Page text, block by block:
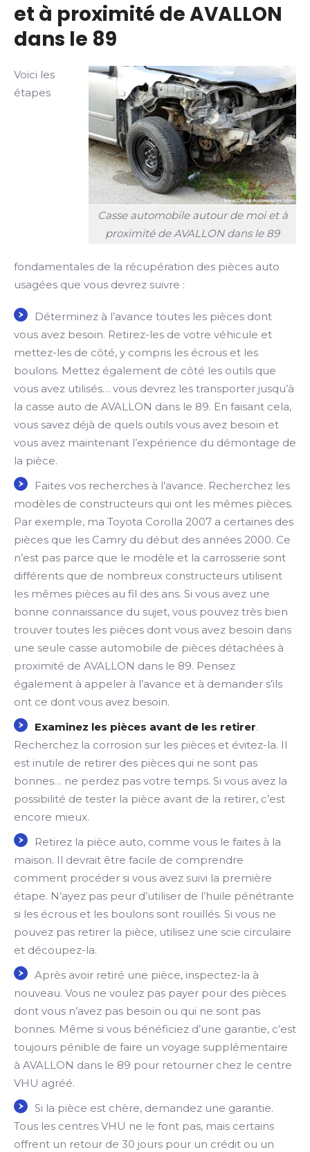
et à proximité de AVALLON
dans le 89
Casse automobile autour de moi et à
proximité de AVALLON dans le 89
Voici les
étapes
fondamentales de la récupération des pièces auto
usagées que vous devrez suivre :
Déterminez à l’avance toutes les pièces dont
vous avez besoin. Retirez-les de votre véhicule et
mettez-les de côté, y compris les écrous et les
boulons. Mettez également de côté les outils que
vous avez utilisés… vous devrez les transporter jusqu’à
la casse auto de AVALLON dans le 89. En faisant cela,
vous savez déjà de quels outils vous avez besoin et
vous avez maintenant l’expérience du démontage de
la pièce.
Faites vos recherches à l’avance. Recherchez les
modèles de constructeurs qui ont les mêmes pièces.
Par exemple, ma Toyota Corolla 2007 a certaines des
pièces que les Camry du début des années 2000. Ce
n’est pas parce que le modèle et la carrosserie sont
différents que de nombreux constructeurs utilisent
les mêmes pièces au fil des ans. Si vous avez une
bonne connaissance du sujet, vous pouvez très bien
trouver toutes les pièces dont vous avez besoin dans
une seule casse automobile de pièces détachées à
proximité de AVALLON dans le 89. Pensez
également à appeler à l’avance et à demander s’ils
ont ce dont vous avez besoin.
Examinez les pièces avant de les retirer.
Recherchez la corrosion sur les pièces et évitez-la. Il
est inutile de retirer des pièces qui ne sont pas
bonnes… ne perdez pas votre temps. Si vous avez la
possibilité de tester la pièce avant de la retirer, c’est
encore mieux.
Retirez la pièce auto, comme vous le faites à la
maison. Il devrait être facile de comprendre
comment procéder si vous avez suivi la première
étape. N’ayez pas peur d’utiliser de l’huile pénétrante
si les écrous et les boulons sont rouillés. Si vous ne
pouvez pas retirer la pièce, utilisez une scie circulaire
et découpez-la.
Après avoir retiré une pièce, inspectez-la à
nouveau. Vous ne voulez pas payer pour des pièces
dont vous n’avez pas besoin ou qui ne sont pas
bonnes. Même si vous bénéficiez d’une garantie, c’est
toujours pénible de faire un voyage supplémentaire
à AVALLON dans le 89 pour retourner chez le centre
VHU agréé.
Si la pièce est chère, demandez une garantie.
Tous les centres VHU ne le font pas, mais certains
offrent un retour de 30 jours pour un crédit ou un